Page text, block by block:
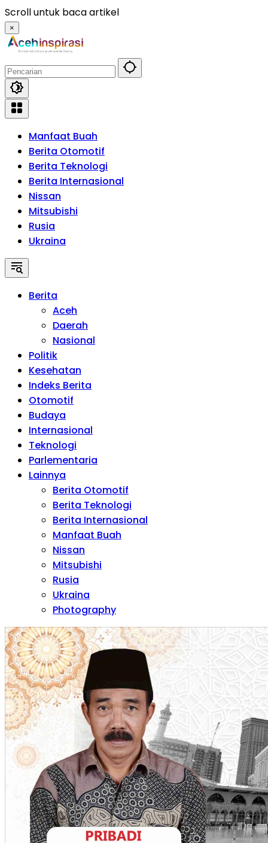
Langsung
ke
konten
Scroll untuk baca artikel
×
Manfaat Buah
Berita Otomotif
Berita Teknologi
Berita Internasional
Nissan
Mitsubishi
Rusia
Ukraina
Berita
Aceh
Daerah
Nasional
Politik
Kesehatan
Indeks Berita
Otomotif
Budaya
Internasional
Teknologi
Parlementaria
Lainnya
Berita Otomotif
Berita Teknologi
Berita Internasional
Manfaat Buah
Nissan
Mitsubishi
Rusia
Ukraina
Photography